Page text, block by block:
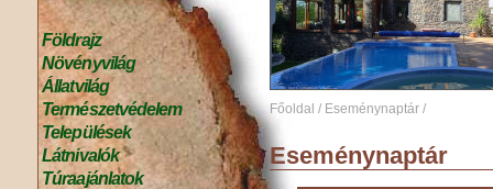
Földrajz
Növényvilág
Állatvilág
Természetvédelem
Települések
Látnivalók
Túraajánlatok
Főoldal / Eseménynaptár /
Eseménynaptár